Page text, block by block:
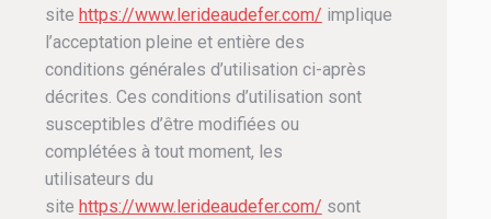
site https://www.lerideaudefer.com/ implique
l’acceptation pleine et entière des
conditions générales d’utilisation ci-après
décrites. Ces conditions d’utilisation sont
susceptibles d’être modifiées ou
complétées à tout moment, les
utilisateurs du
site https://www.lerideaudefer.com/ sont